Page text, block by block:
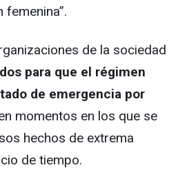
de la sociedad
para que el régimen
de emergencia por
momentos en los que se
hechos de extrema
de tiempo.